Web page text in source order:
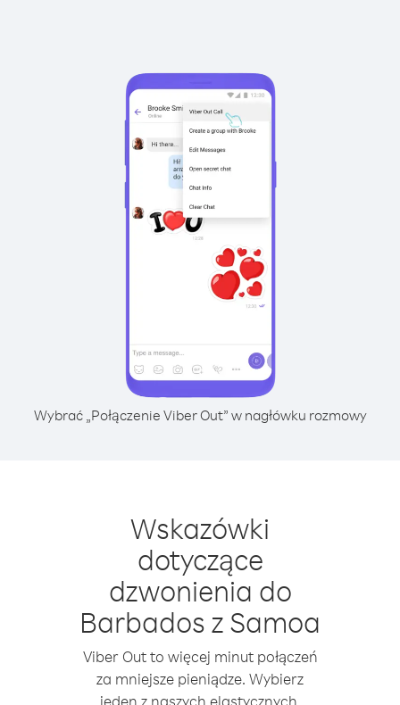
Wybrać „Połączenie Viber Out” w nagłówku rozmowy
Wskazówki
dotyczące
dzwonienia do
Barbados z Samoa
Viber Out to więcej minut połączeń
za mniejsze pieniądze. Wybierz
jeden z naszych elastycznych,